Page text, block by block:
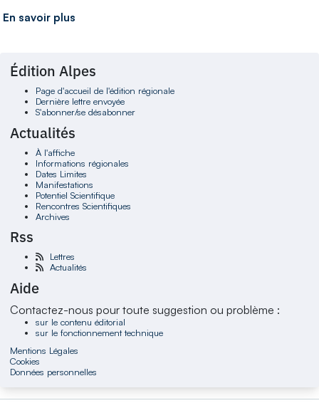
En savoir plus
Édition Alpes
Page d'accueil de l'édition régionale
Dernière lettre envoyée
S'abonner/se désabonner
Actualités
À l'affiche
Informations régionales
Dates Limites
Manifestations
Potentiel Scientifique
Rencontres Scientifiques
Archives
Rss
Lettres
Actualités
Aide
Contactez-nous pour toute suggestion ou problème :
sur le contenu éditorial
sur le fonctionnement technique
Mentions Légales
Cookies
Données personnelles